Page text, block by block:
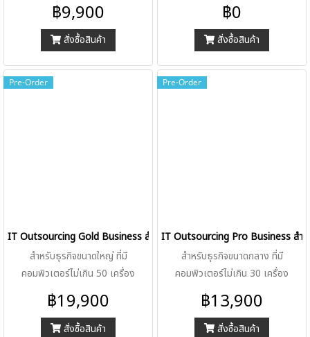
฿9,900
สั่งซื้อสินค้า
฿0
สั่งซื้อสินค้า
Pre-Order
IT Outsourcing Gold Business สำหรับธุรกิจขนาดใหญ่
สำหรับธุรกิจขนาดใหญ่ ที่มี
คอมพิวเตอร์ไม่เกิน 50 เครื่อง
฿19,900
สั่งซื้อสินค้า
Pre-Order
IT Outsourcing Pro Business สำห
สำหรับธุรกิจขนาดกลาง ที่มี
คอมพิวเตอร์ไม่เกิน 30 เครื่อง
฿13,900
สั่งซื้อสินค้า